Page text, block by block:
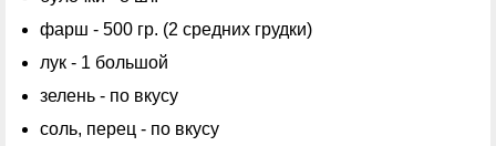
фарш - 500 гр. (2 средних грудки)
лук - 1 большой
зелень - по вкусу
соль, перец - по вкусу